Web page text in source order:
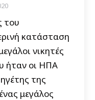
του
κατάσταση
νικητές
ήταν οι ΗΠΑ
της
μεγάλος